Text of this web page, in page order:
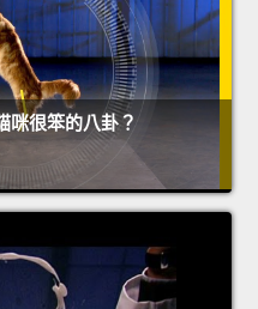
咪很笨的八卦？